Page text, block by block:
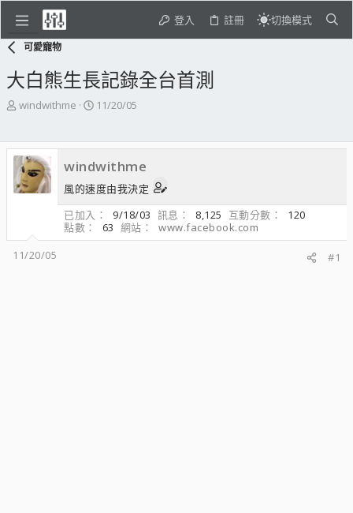
登入 註冊 切換模式
可愛寵物
大白熊生長記錄全台首測
主
起
人
windwithme
開
期
11/20/05
windwithme
風的速度由我決定
已加入
9/18/03 訊息 8,125 互動分數
120
點數
63 網站
www.facebook.com
11/20/05
#1